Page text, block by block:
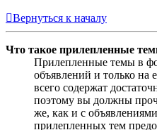
Вернуться к началу
Что такое прилепленные
Прилепленные темы в
объявлений и только на
всего содержат
поэтому вы должны
же, как и с
прилепленных тем